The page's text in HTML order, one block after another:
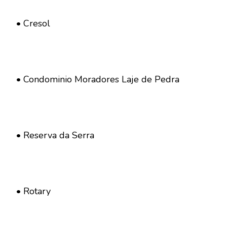
• Cresol
• Condominio Moradores Laje de Pedra
• Reserva da Serra
• Rotary